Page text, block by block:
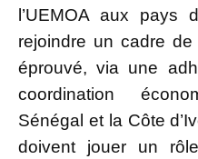
l’UEMOA aux pays
rejoindre un cadre
éprouvé, via une
coordination
Sénégal et la Côte
doivent jouer un